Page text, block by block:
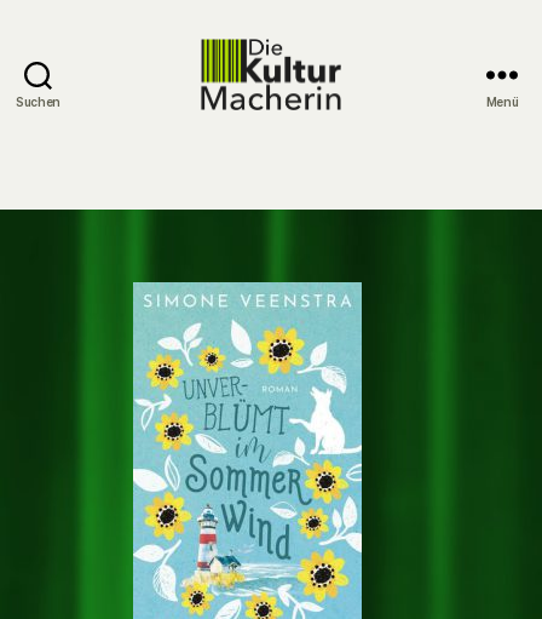
Suchen Menü